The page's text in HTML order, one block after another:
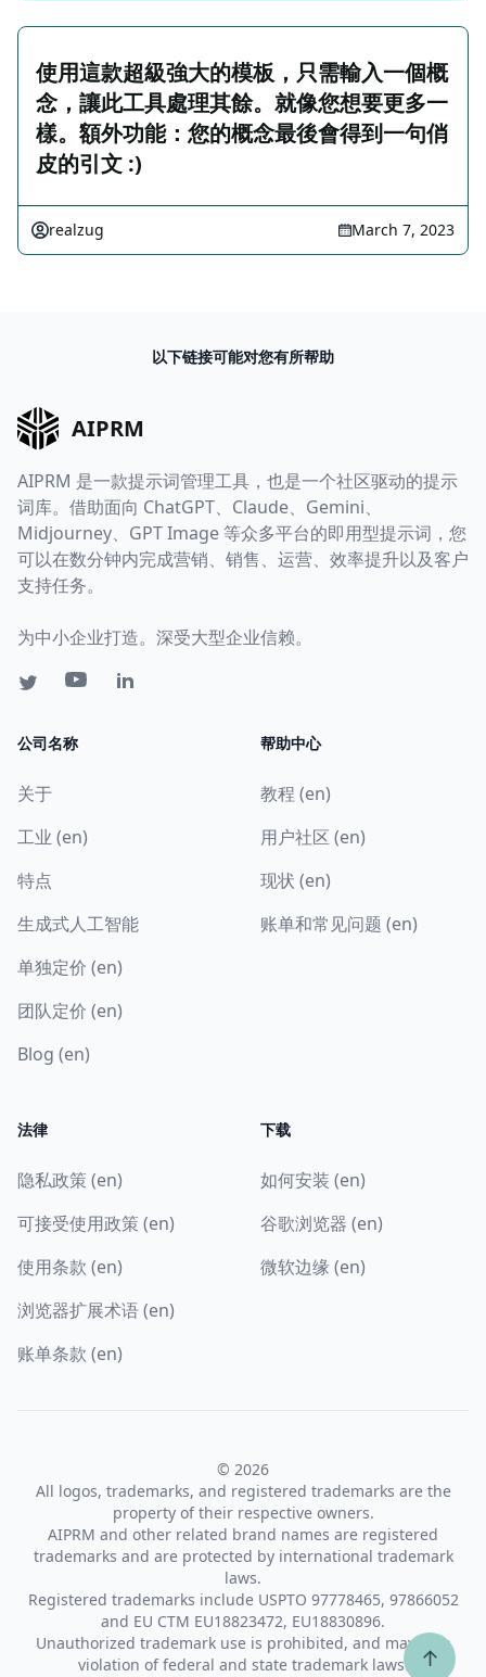
使用這款超級強大的模板，只需輸入一個概
念，讓此工具處理其餘。就像您想要更多一
樣。額外功能：您的概念最後會得到一句俏
皮的引文 :)
realzug March 7, 2023
以下链接可能对您有所帮助
AIPRM
AIPRM 是一款提示词管理工具，也是一个社区驱动的提示
词库。借助面向 ChatGPT、Claude、Gemini、
Midjourney、GPT Image 等众多平台的即用型提示词，您
可以在数分钟内完成营销、销售、运营、效率提升以及客户
支持任务。
为中小企业打造。深受大型企业信赖。
公司名称
关于
工业 (en)
特点
生成式人工智能
单独定价 (en)
团队定价 (en)
Blog (en)
帮助中心
教程 (en)
用户社区 (en)
现状 (en)
账单和常见问题 (en)
法律
隐私政策 (en)
可接受使用政策 (en)
使用条款 (en)
浏览器扩展术语 (en)
账单条款 (en)
下载
如何安装 (en)
谷歌浏览器 (en)
微软边缘 (en)
© 2026
All logos, trademarks, and registered trademarks are the
property of their respective owners.
AIPRM and other related brand names are registered
trademarks and are protected by international trademark
laws.
Registered trademarks include USPTO 97778465, 97866052
and EU CTM EU18823472, EU18830896.
Unauthorized trademark use is prohibited, and may be a
violation of federal and state trademark laws.
↑